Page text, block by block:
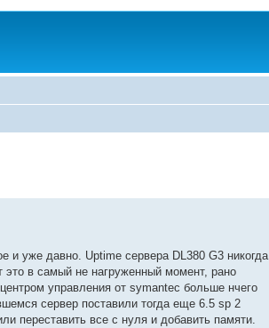
и уже давно. Uptime сервера DL380 G3 никогда
это в самый не нагруженный момент, рано
управления от symantec больше нчего
сервер поставили тогда еще 6.5 sp 2
переставить все с нуля и добавить памяти.